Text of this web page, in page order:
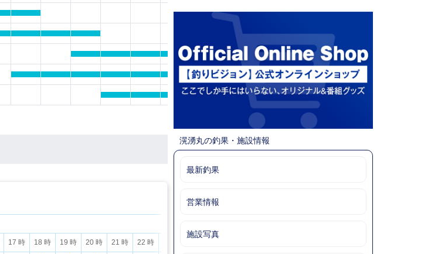
エサ・氷付
氷付
エサ・氷付
エサ・氷付
エサ・氷付
17 時 18 時 19 時 20 時 21 時 22 時
滉湧丸の釣果・施設情報
最新釣果
営業情報
施設写真